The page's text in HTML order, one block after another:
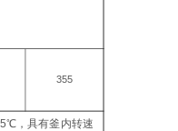
355
，具有釜内转速